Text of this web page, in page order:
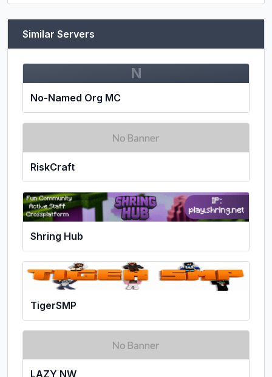
Similar Servers
N
No-Named Org MC
RiskCraft
Shring Hub
TigerSMP
LAZY NW